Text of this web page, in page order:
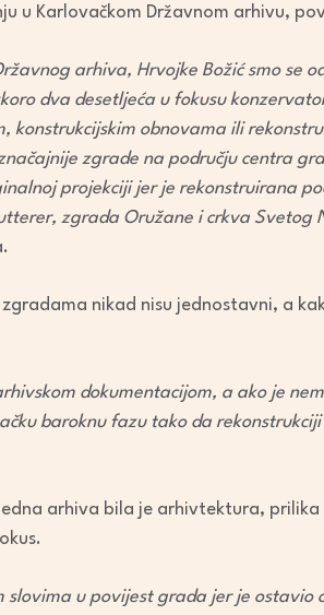
u Karlovačkom Državnom arhivu,
arhiva, Hrvojke Božić smo se
dva desetljeća u fokusu
konstrukcijskim obnovama ili
zgrade na području centra
projekciji jer je rekonstruirana
zgrada Oružane i crkva Svetog
nikad nisu jednostavni, a
dokumentacijom, a ako je
baroknu fazu tako da
arhiva bila je arhivtektura,
slovima u povijest grada jer je ostavio